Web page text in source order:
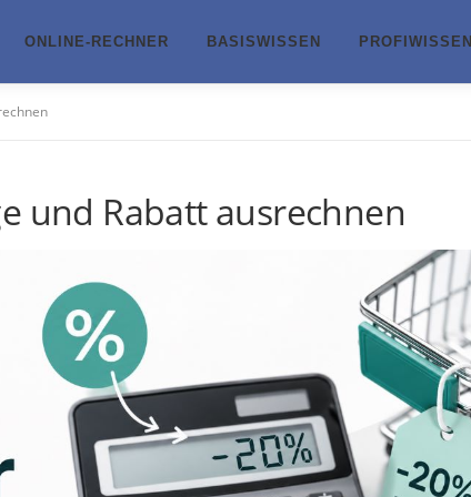
ONLINE-RECHNER BASISWISSEN PROFIWISSEN
und Rabatt ausrechnen